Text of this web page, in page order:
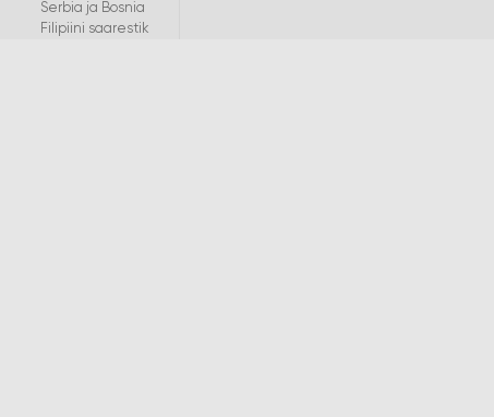
Serbia ja Bosnia
Filipiini saarestik